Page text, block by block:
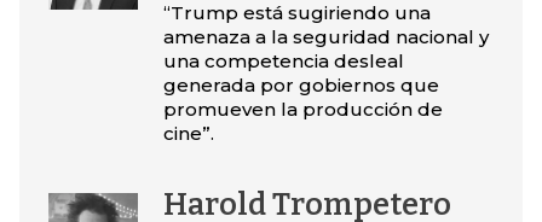
“Trump está sugiriendo una
amenaza a la seguridad nacional y
una competencia desleal
generada por gobiernos que
promueven la producción de
cine”.
Harold Trompetero